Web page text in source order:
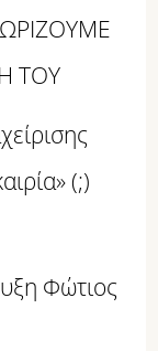
ΤΟΥ
(;)
Φώτιος